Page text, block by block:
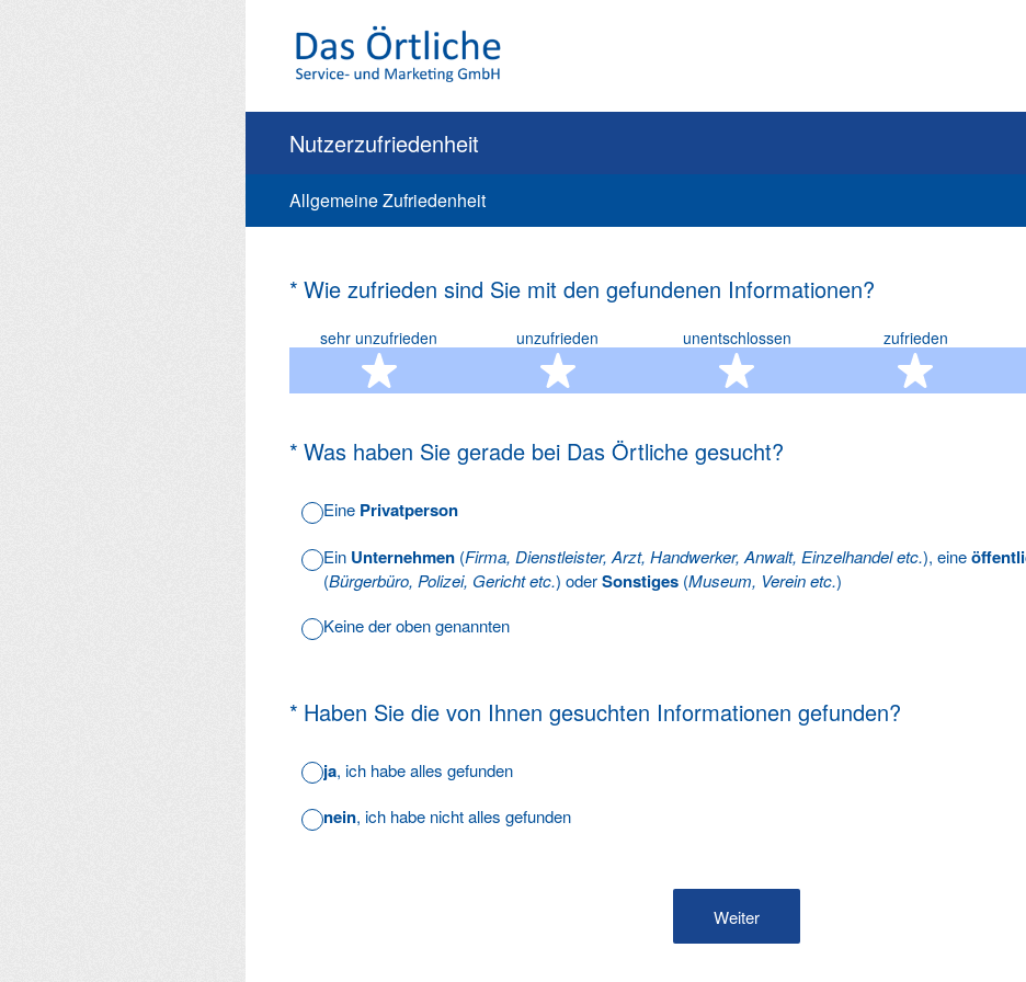
Nutzerzufriedenheit
Allgemeine Zufriedenheit
* Wie zufrieden sind Sie mit den gefundenen Informationen?
(Erforderlich.)
sehr unzufrieden
1 Stern
unzufrieden
2 Sterne
unentschlossen
3 Sterne
zufrieden
4
* Was haben Sie gerade bei Das Örtliche gesucht?
(Erforderlich.)
Eine Privatperson
Ein Unternehmen (Firma, Dienstleister, Arzt, Handwerker, Anwalt, Einzelhandel etc.), eine
(Bürgerbüro, Polizei, Gericht etc.) oderSonstiges (Museum, Verein etc.)
Keine der oben genannten
* Haben Sie die von Ihnen gesuchten Informationen gefunden?
(Erforderlich.)
ja, ich habe alles gefunden
nein, ich habe nicht alles gefunden
Weiter